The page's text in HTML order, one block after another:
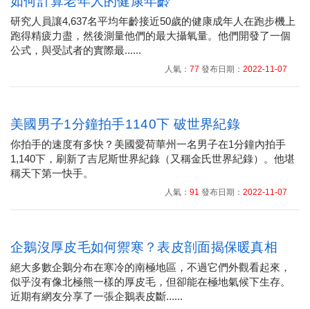
研究人員讓4,637名平均年齡接近50歲的健康成年人在跑步機上
跑得精疲力盡，然後測量他們的最大攝氧量。他們開發了一個
公式，與受試者的實際最......
人氣： 77 發布日期： 2022-11-07
美國男子1分鐘拍手1140下 破世界紀錄
你拍手的速度有多快？美國愛荷華州一名男子在1分鐘內拍手
1,140下，刷新了吉尼斯世界紀錄（又稱金氏世界紀錄）。他堪
稱天下第一快手。
人氣： 91 發布日期： 2022-11-07
企鵝沒厚皮毛如何禦寒？表皮剖面揭保暖真相
絕大多數企鵝分布在寒冷的南極地區，不過它們外觀看起來，
似乎沒有像北極熊一樣的厚皮毛，但卻能在極地氣候下生存。
近期有網友分享了一張企鵝表皮斷......